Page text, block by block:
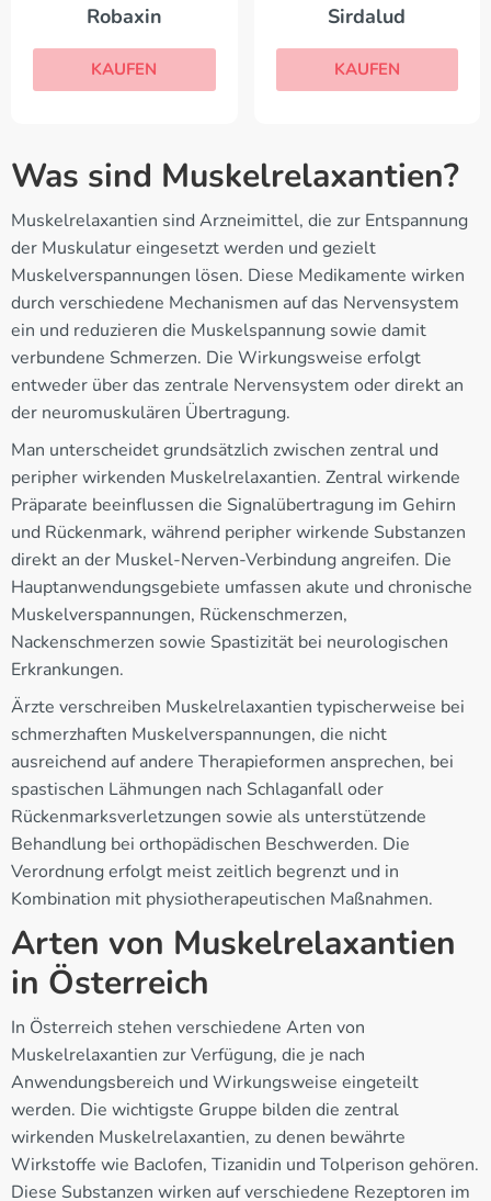
Robaxin
KAUFEN
Sirdalud
KAUFEN
Was sind Muskelrelaxantien?
Muskelrelaxantien sind Arzneimittel, die zur Entspannung
der Muskulatur eingesetzt werden und gezielt
Muskelverspannungen lösen. Diese Medikamente wirken
durch verschiedene Mechanismen auf das Nervensystem
ein und reduzieren die Muskelspannung sowie damit
verbundene Schmerzen. Die Wirkungsweise erfolgt
entweder über das zentrale Nervensystem oder direkt an
der neuromuskulären Übertragung.
Man unterscheidet grundsätzlich zwischen zentral und
peripher wirkenden Muskelrelaxantien. Zentral wirkende
Präparate beeinflussen die Signalübertragung im Gehirn
und Rückenmark, während peripher wirkende Substanzen
direkt an der Muskel-Nerven-Verbindung angreifen. Die
Hauptanwendungsgebiete umfassen akute und chronische
Muskelverspannungen, Rückenschmerzen,
Nackenschmerzen sowie Spastizität bei neurologischen
Erkrankungen.
Ärzte verschreiben Muskelrelaxantien typischerweise bei
schmerzhaften Muskelverspannungen, die nicht
ausreichend auf andere Therapieformen ansprechen, bei
spastischen Lähmungen nach Schlaganfall oder
Rückenmarksverletzungen sowie als unterstützende
Behandlung bei orthopädischen Beschwerden. Die
Verordnung erfolgt meist zeitlich begrenzt und in
Kombination mit physiotherapeutischen Maßnahmen.
Arten von Muskelrelaxantien
in Österreich
In Österreich stehen verschiedene Arten von
Muskelrelaxantien zur Verfügung, die je nach
Anwendungsbereich und Wirkungsweise eingeteilt
werden. Die wichtigste Gruppe bilden die zentral
wirkenden Muskelrelaxantien, zu denen bewährte
Wirkstoffe wie Baclofen, Tizanidin und Tolperison gehören.
Diese Substanzen wirken auf verschiedene Rezeptoren im